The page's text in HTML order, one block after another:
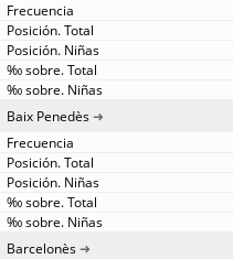
Baix Penedès
Barcelonès